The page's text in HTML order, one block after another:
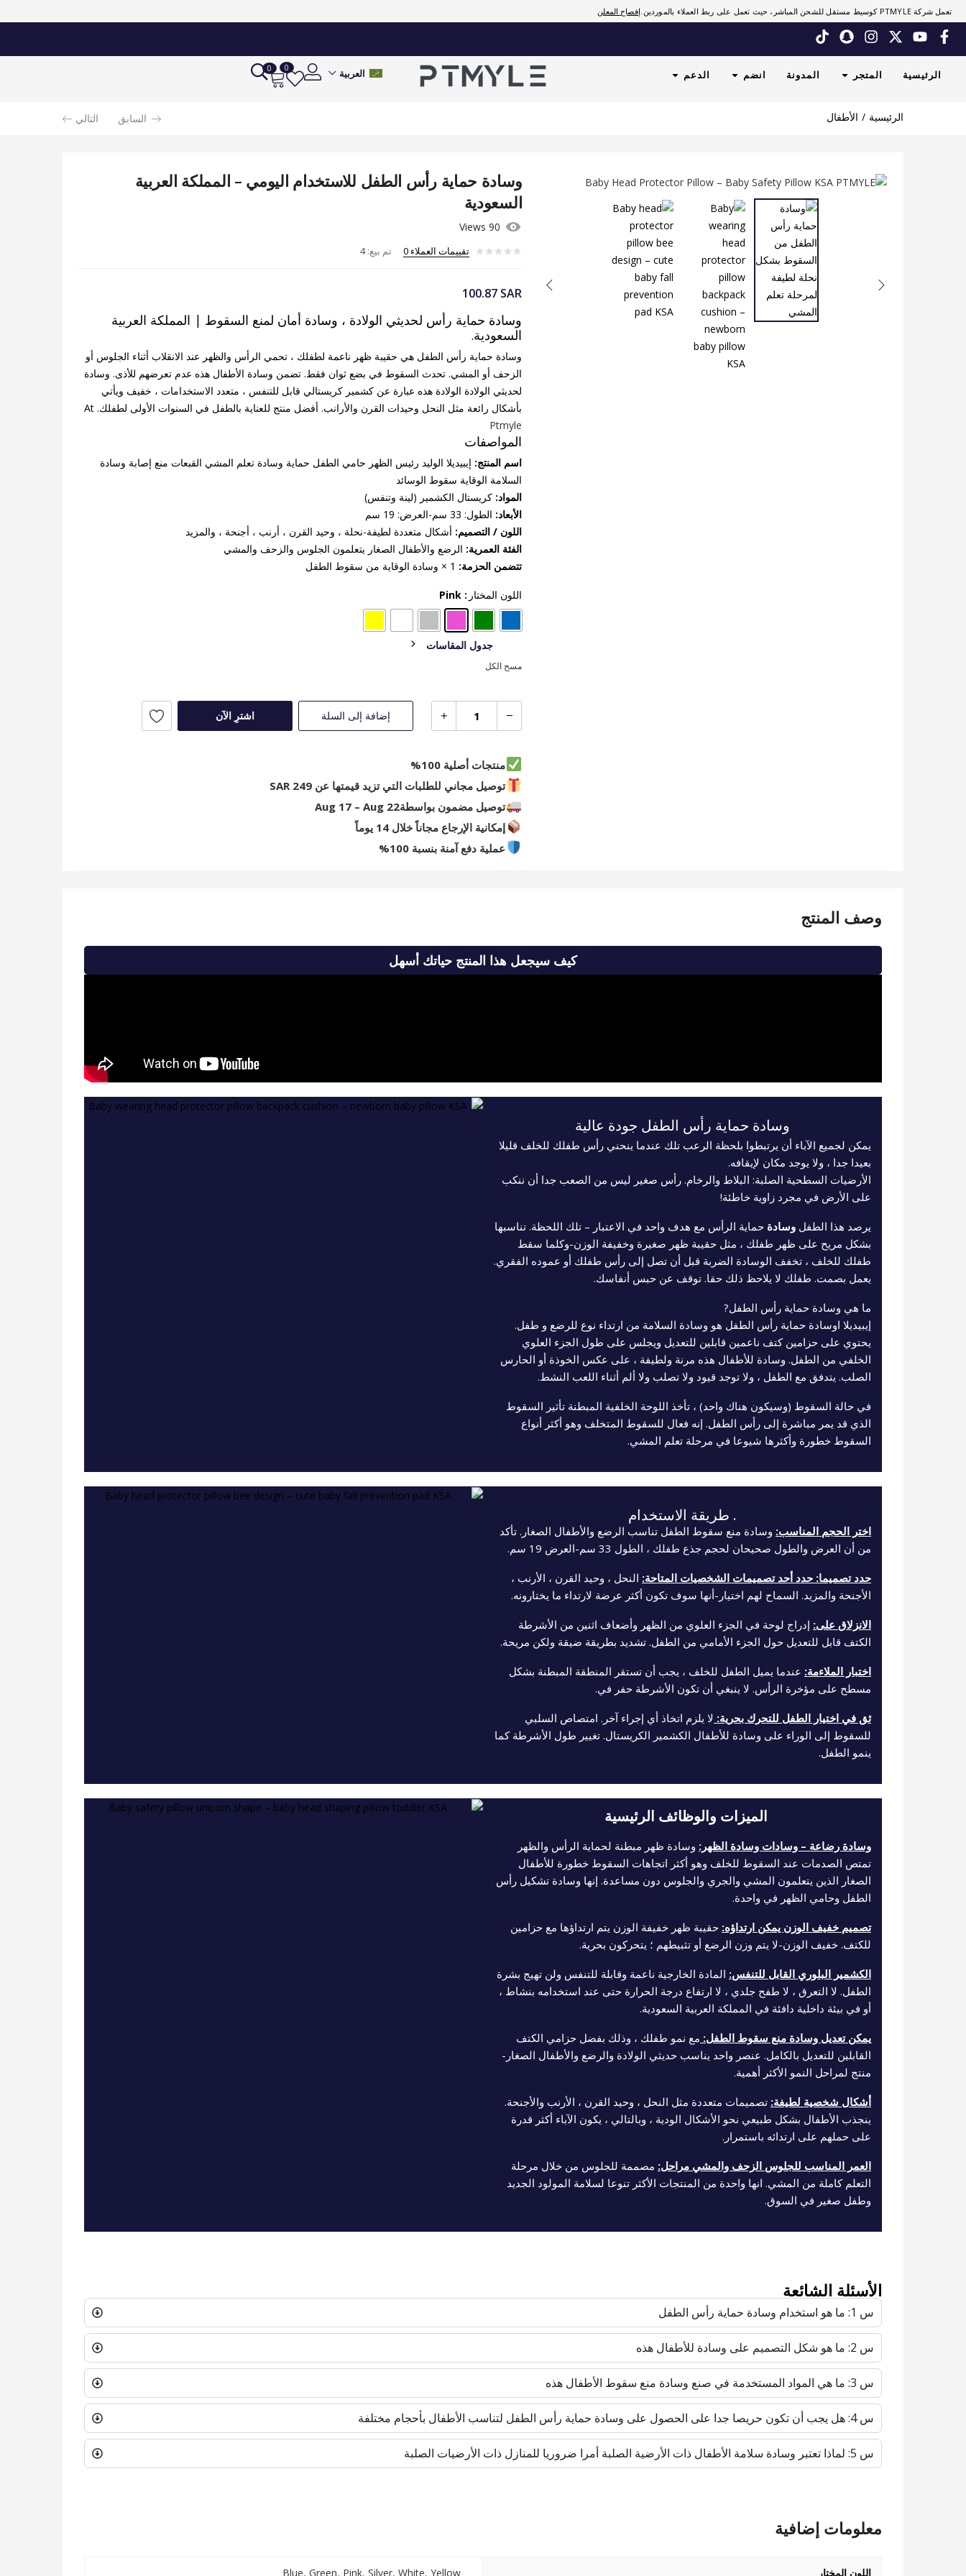
تعمل شركة PTMYLE كوسيط مستقل للشحن المباشر، حيث تعمل على ربط العملاء بالموردين. إفصاح المعلن
الرئيسية المتجر المدونة انضم الدعم العربية 0
0
الرئيسية الأطفال السابق التالي
وسادة حماية رأس الطفل للاستخدام اليومي – المملكة العربية
السعودية
90 Views
تقييمات العملاء 0 تم بيع:4
100.87 SAR
وسادة حماية رأس لحديثي الولادة ، وسادة أمان لمنع السقوط | المملكة العربية
السعودية.
وسادة حماية رأس الطفل هي حقيبة ظهر ناعمة لطفلك ، تحمي الرأس والظهر عند الانقلاب أثناء الجلوس أو
الزحف أو المشي. تحدث السقوط في بضع ثوان فقط. تضمن وسادة الأطفال هذه عدم تعرضهم للأذى. وسادة
لحديثي الولادة الولادة هذه عبارة عن كشمير كريستالي قابل للتنفس ، متعدد الاستخدامات ، خفيف ويأتي
بأشكال رائعة مثل النحل وحيدات القرن والأرانب. أفضل منتج للعناية بالطفل في السنوات الأولى لطفلك. At
Ptmyle
المواصفات
اسم المنتج: إيبيديلا الوليد رئيس الظهر حامي الطفل حماية وسادة تعلم المشي القبعات منع إصابة وسادة
السلامة الوقاية سقوط الوسائد
المواد: كريستال الكشمير (لينة وتنفس)
الأبعاد: الطول: 33 سم-العرض: 19 سم
اللون / التصميم: أشكال متعددة لطيفة-نحلة ، وحيد القرن ، أرنب ، أجنحة ، والمزيد
الفئة العمرية: الرضع والأطفال الصغار يتعلمون الجلوس والزحف والمشي
تتضمن الحزمة:
اللون المختار : Pink
جدول المقاسات
مسح الكل
إضافة إلى السلة اشترِ الآن
منتجات أصلية 100%
توصيل مجاني للطلبات التي تزيد قيمتها عن 249 SAR
توصيل مضمون بواسطةAug 17 – Aug 22
إمكانية الإرجاع مجاناً خلال 14 يوماً
عملية دفع آمنة بنسبة 100%
وصف المنتج
كيف سيجعل هذا المنتج حياتك أسهل
وسادة حماية رأس الطفل جودة عالية
يمكن لجميع الآباء أن يرتبطوا بلحظة الرعب تلك عندما ينحني رأس طفلك للخلف قليلا
بعيدا جدا ، ولا يوجد مكان لإيقافه.
الأرضيات السطحية الصلبة: البلاط والرخام. رأس صغير ليس من الصعب جدا أن ننكب
على الأرض في مجرد زاوية خاطئة!
يرصد هذا الطفل وسادة حماية الرأس مع هدف واحد في الاعتبار – تلك اللحظة. تناسبها
بشكل مريح على ظهر طفلك ، مثل حقيبة ظهر صغيرة وخفيفة الوزن-وكلما سقط
طفلك للخلف ، تخفف الوسادة الضربة قبل أن تصل إلى رأس طفلك أو عموده الفقري.
يعمل بصمت. طفلك لا يلاحظ ذلك حقا. توقف عن حبس أنفاسك.
ما هي وسادة حماية رأس الطفل?
إيبيديلا اوسادة حماية رأس الطفل هو وسادة السلامة من ارتداء نوع للرضع و طفل.
يحتوي على حزامين كتف ناعمين قابلين للتعديل ويجلس على طول الجزء العلوي
الخلفي من الطفل. وسادة للأطفال هذه مرنة ولطيفة ، على عكس الخوذة أو الحارس
الصلب. يتدفق مع الطفل ، ولا توجد قيود ولا تصلب ولا ألم أثناء اللعب النشط.
في حالة السقوط (وسيكون هناك واحد) ، تأخذ اللوحة الخلفية المبطنة تأثير السقوط
الذي قد يمر مباشرة إلى رأس الطفل. إنه فعال للسقوط المتخلف وهو أكثر أنواع
السقوط خطورة وأكثرها شيوعا في مرحلة تعلم المشي.
. طريقة الاستخدام
اختر الحجم المناسب: وسادة منع سقوط الطفل تناسب الرضع والأطفال الصغار. تأكد
من أن العرض والطول صحيحان لحجم جذع طفلك ، الطول 33 سم-العرض 19 سم.
حدد تصميما: حدد أحد تصميمات الشخصيات المتاحة: النحل ، وحيد القرن ، الأرنب ،
الأجنحة والمزيد. السماح لهم اختيار-أنها سوف تكون أكثر عرضة لارتداء ما يختارونه.
الانزلاق على: إدراج لوحة في الجزء العلوي من الظهر وأضعاف اثنين من الأشرطة
الكتف قابل للتعديل حول الجزء الأمامي من الطفل. تشديد بطريقة ضيقة ولكن مريحة.
اختبار الملاءمة: عندما يميل الطفل للخلف ، يجب أن تستقر المنطقة المبطنة بشكل
مسطح على مؤخرة الرأس. لا ينبغي أن تكون الأشرطة حفر في.
ثق في اختيار الطفل للتحرك بحرية: لا يلزم اتخاذ أي إجراء آخر. امتصاص السلبي
للسقوط إلى الوراء على وسادة للأطفال الكشمير الكريستال. تغيير طول الأشرطة كما
ينمو الطفل.
الميزات والوظائف الرئيسية
وسادة رضاعة – وسادات وسادة الظهر: وسادة ظهر مبطنة لحماية الرأس والظهر
تمتص الصدمات عند السقوط للخلف وهو أكثر اتجاهات السقوط خطورة للأطفال
الصغار الذين يتعلمون المشي والجري والجلوس دون مساعدة. إنها وسادة تشكيل رأس
الطفل وحامي الظهر في واحدة.
تصميم خفيف الوزن يمكن ارتداؤه: حقيبة ظهر خفيفة الوزن يتم ارتداؤها مع حزامين
للكتف. خفيف الوزن-لا يتم وزن الرضع أو تثبيطهم ؛ يتحركون بحرية.
الكشمير البلوري القابل للتنفس: المادة الخارجية ناعمة وقابلة للتنفس ولن تهيج بشرة
الطفل. لا التعرق ، لا طفح جلدي ، لا ارتفاع درجة الحرارة حتى عند استخدامه بنشاط ،
أو في بيئة داخلية دافئة في المملكة العربية السعودية.
يمكن تعديل وسادة منع سقوط الطفل: مع نمو طفلك ، وذلك بفضل حزامي الكتف
القابلين للتعديل بالكامل. عنصر واحد يناسب حديثي الولادة والرضع والأطفال الصغار-
منتج لمراحل النمو الأكثر أهمية.
أشكال شخصية لطيفة: تصميمات متعددة مثل النحل ، وحيد القرن ، الأرنب والأجنحة.
ينجذب الأطفال بشكل طبيعي نحو الأشكال الودية ، وبالتالي ، يكون الآباء أكثر قدرة
على حملهم على ارتدائه باستمرار.
العمر المناسب للجلوس الزحف والمشي مراحل: مصممة للجلوس من خلال مرحلة
التعلم كاملة من المشي. انها واحدة من المنتجات الأكثر تنوعا لسلامة المولود الجديد
وطفل صغير في السوق.
الأسئلة الشائعة
س 1: ما هو استخدام وسادة حماية رأس الطفل
س 2: ما هو شكل التصميم على وسادة للأطفال هذه
س 3: ما هي المواد المستخدمة في صنع وسادة منع سقوط الأطفال هذه
س 4: هل يجب أن تكون حريصا جدا على الحصول على وسادة حماية رأس الطفل لتناسب الأطفال بأحجام مختلفة
س 5: لماذا تعتبر وسادة سلامة الأطفال ذات الأرضية الصلبة أمرا ضروريا للمنازل ذات الأرضيات الصلبة
معلومات إضافية
اللون المختار Blue, Green, Pink, Silver, White, Yellow